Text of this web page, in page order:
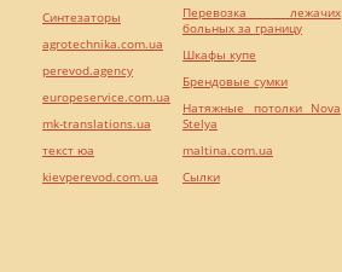
Синтезаторы
agrotechnika.com.ua
perevod.agency
europeservice.com.ua
mk-translations.ua
текст юа
kievperevod.com.ua
Перевозка лежачих
больных за границу
Шкафы купе
Брендовые сумки
Натяжные потолки Nova
Stelya
maltina.com.ua
Cылки